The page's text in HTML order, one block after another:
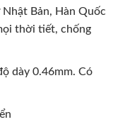
Bản, Hàn Quốc
thời tiết, chống
dày 0.46mm. Có